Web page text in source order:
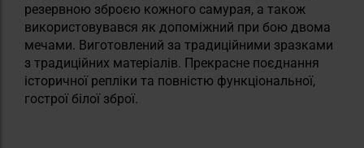
резервною зброєю кожного самурая, а також
використовувався як допоміжний при бою двома
мечами. Виготовлений за традиційними зразками
з традиційних матеріалів. Прекрасне поєднання
історичної репліки та повністю функціональної,
гострої білої зброї.